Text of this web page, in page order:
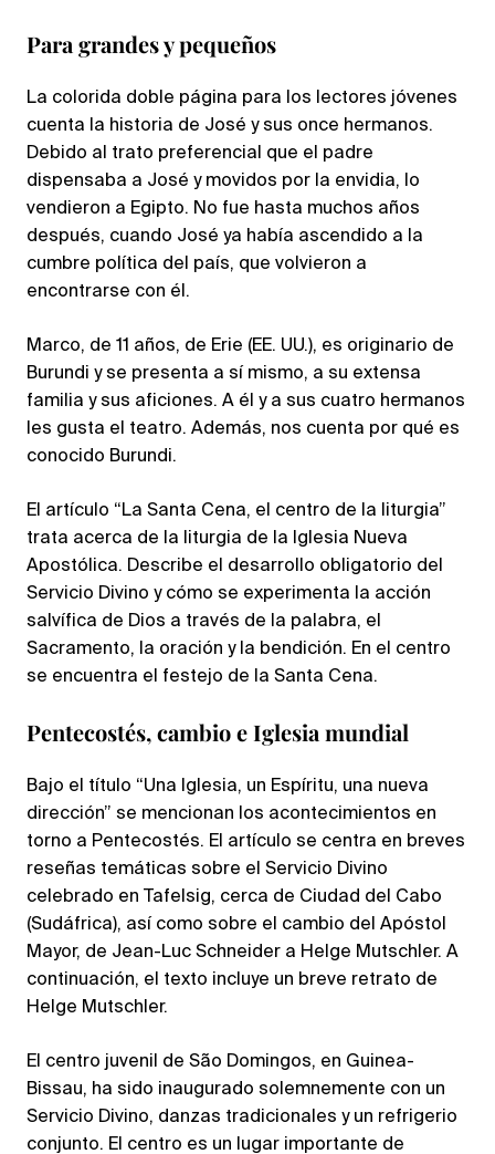
Para grandes y pequeños
La colorida doble página para los lectores jóvenes
cuenta la historia de José y sus once hermanos.
Debido al trato preferencial que el padre
dispensaba a José y movidos por la envidia, lo
vendieron a Egipto. No fue hasta muchos años
después, cuando José ya había ascendido a la
cumbre política del país, que volvieron a
encontrarse con él.
Marco, de 11 años, de Erie (EE. UU.), es originario de
Burundi y se presenta a sí mismo, a su extensa
familia y sus aficiones. A él y a sus cuatro hermanos
les gusta el teatro. Además, nos cuenta por qué es
conocido Burundi.
El artículo “La Santa Cena, el centro de la liturgia”
trata acerca de la liturgia de la Iglesia Nueva
Apostólica. Describe el desarrollo obligatorio del
Servicio Divino y cómo se experimenta la acción
salvífica de Dios a través de la palabra, el
Sacramento, la oración y la bendición. En el centro
se encuentra el festejo de la Santa Cena.
Pentecostés, cambio e Iglesia mundial
Bajo el título “Una Iglesia, un Espíritu, una nueva
dirección” se mencionan los acontecimientos en
torno a Pentecostés. El artículo se centra en breves
reseñas temáticas sobre el Servicio Divino
celebrado en Tafelsig, cerca de Ciudad del Cabo
(Sudáfrica), así como sobre el cambio del Apóstol
Mayor, de Jean-Luc Schneider a Helge Mutschler. A
continuación, el texto incluye un breve retrato de
Helge Mutschler.
El centro juvenil de São Domingos, en Guinea-
Bissau, ha sido inaugurado solemnemente con un
Servicio Divino, danzas tradicionales y un refrigerio
conjunto. El centro es un lugar importante de